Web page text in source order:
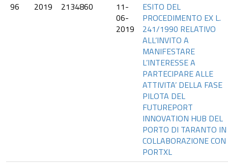
96
2019 2134860
11-
06-
2019
ESITO DEL
PROCEDIMENTO EX L.
241/1990 RELATIVO
ALL’INVITO A
MANIFESTARE
L’INTERESSE A
PARTECIPARE ALLE
ATTIVITA’ DELLA FASE
PILOTA DEL
FUTUREPORT
INNOVATION HUB DEL
PORTO DI TARANTO IN
COLLABORAZIONE CON
PORTXL